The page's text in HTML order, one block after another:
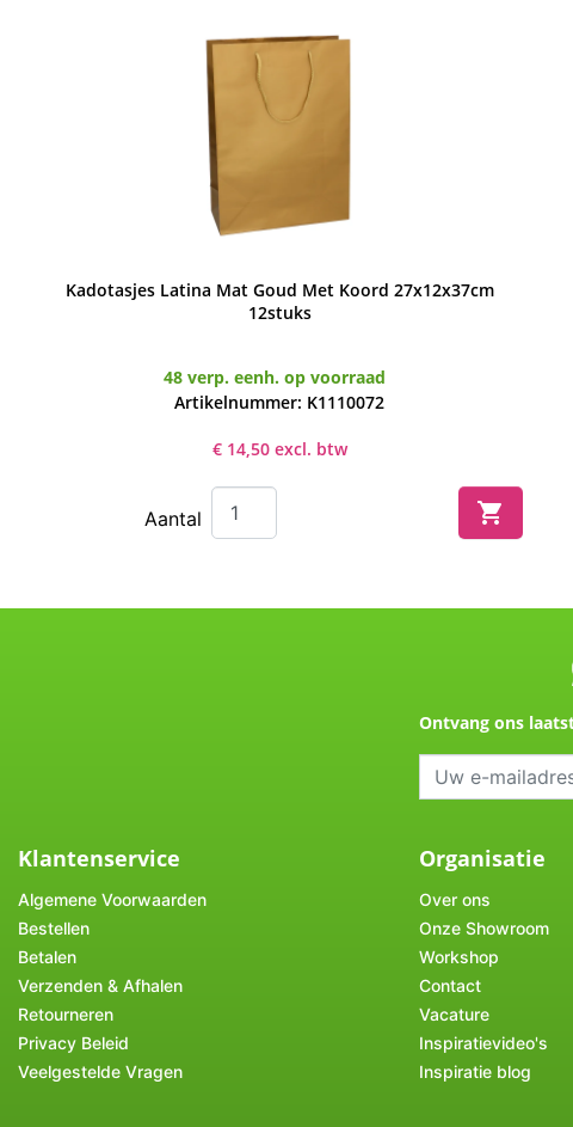
Snel bekijken
Kadotasjes Latina Mat Goud Met Koord 27x12x37cm
12stuks
48 verp. eenh. op voorraad
Artikelnummer: K1110072
€ 14,50 excl. btw
Aantal 
Ontvang ons
Klantenservice
Algemene Voorwaarden
Bestellen
Betalen
Verzenden & Afhalen
Retourneren
Privacy Beleid
Veelgestelde Vragen
Organisatie
Over ons
Onze Showroom
Workshop
Contact
Vacature
Inspiratievideo's
Inspiratie blog